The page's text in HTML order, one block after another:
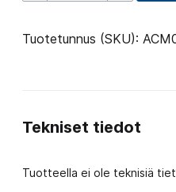
for
4.1
Tuotetunnus (SKU):
Tekniset tiedot
Tuotteella ei ole teknisiä